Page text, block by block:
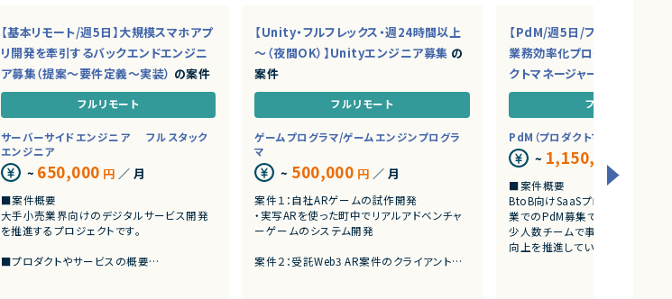
【基本リモート/週5日】大規模スマホアプ
リ開発を牽引するバックエンドエンジニ
ア募集（提案～要件定義～実装） の案件
フルリモート
サーバーサイドエンジニア
フルスタック
エンジニア
~ 650,000 円 ／ 月
■案件概要
大手小売業界向けのデジタルサービス開発
を推進するプロジェクトです。
■プロダクトやサービスの概要
【Unity・フルフレックス・週24時間以上
～（夜間OK）】Unityエンジニア募集 の
案件
フルリモート
ゲームプログラマ/ゲームエンジンプログラ
マ
~ 500,000 円 ／ 月
案件１：自社ARゲームの試作開発
・実写ARを使った町中でリアルアドベンチャ
ーゲームのシステム開発
案件２：受託Web3 AR案件のクライアント開
【PdM/週5日/フルリモ】AI・
業務効率化プロダクトを推進
クトマネージャー募集
フルリモート
PdM（プロダクトマネージャー）
~ 1,150,000
■案件概要
BtoB向けSaaSプロダクトを展開
業でのPdM募集です。
少人数チームで事業成長とプロ
向上を推進しています。